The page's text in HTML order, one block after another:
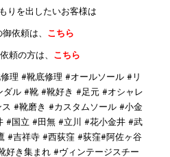
りを出したいお客様は
依頼は、 こちら
頼の方は、 こちら
理 #靴底修理 #オールソール #リ
ル #靴 #靴好き #足元 #オシャレ
#靴磨き #カスタムソール #小金
#国立 #田無 #立川 #花小金井 #武
#吉祥寺 #西荻窪 #荻窪#阿佐ヶ谷
き集まれ #ヴィンテージスチー